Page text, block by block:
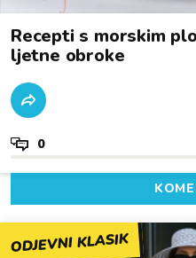
Recepti s morskim
ljetne obroke
0
ODJEVNI KLASIK